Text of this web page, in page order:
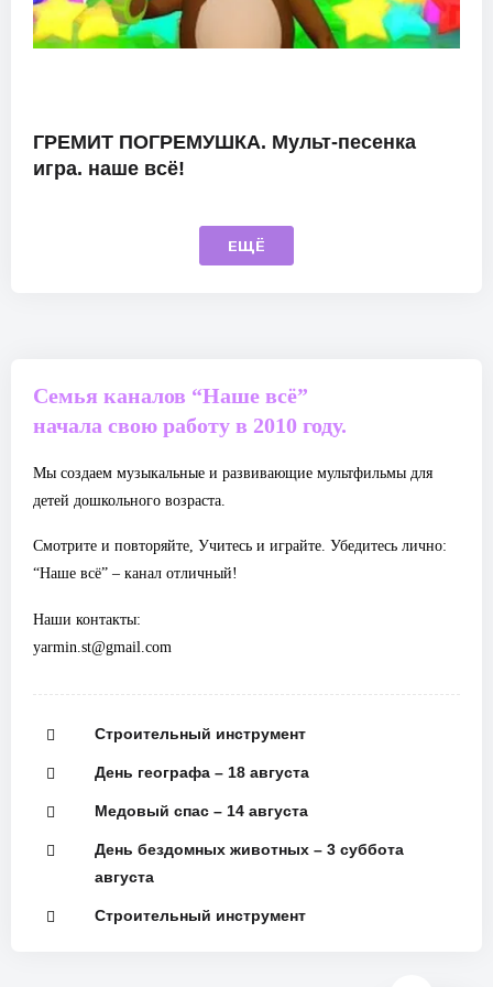
ГРЕМИТ ПОГРЕМУШКА. Мульт-песенка
игра. наше всё!
ЕЩЁ
Семья каналов “Наше всё”
начала свою работу в 2010 году.
Мы создаем музыкальные и развивающие мультфильмы для
детей дошкольного возраста.
Смотрите и повторяйте, Учитесь и играйте. Убедитесь лично:
“Наше всё” – канал отличный!
Наши контакты:
yarmin.st@gmail.com
Строительный инструмент
День географа – 18 августа
Медовый спас – 14 августа
День бездомных животных – 3 суббота
августа
Строительный инструмент